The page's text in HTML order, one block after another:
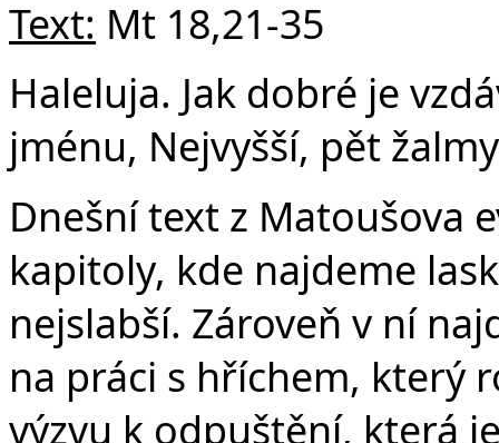
Text: Mt 18,21-35
Haleluja. Jak dobré je
jménu, Nejvyšší, pět
Dnešní text z Matoušova
kapitoly, kde najdeme
nejslabší. Zároveň v ní
na práci s hříchem, který
výzvu k odpuštění, která